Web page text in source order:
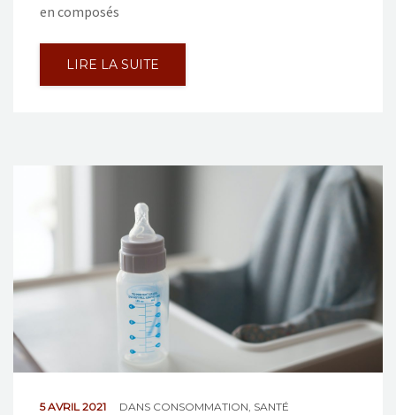
en composés
LIRE LA SUITE
5 AVRIL 2021 DANS CONSOMMATION, SANTÉ